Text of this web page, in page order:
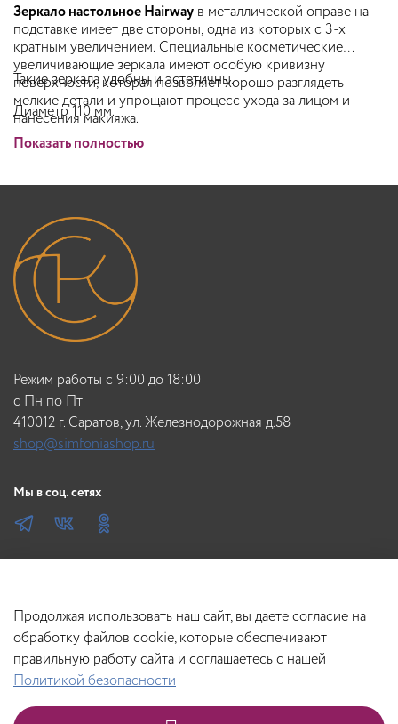
Зеркало настольное Hairway в металлической оправе на
подставке имеет две стороны, одна из которых с 3-х
кратным увеличением. Специальные косметические
увеличивающие зеркала имеют особую кривизну
поверхности, которая позволяет хорошо разглядеть
мелкие детали и упрощают процесс ухода за лицом и
нанесения макияжа.
Такие зеркала удобны и эстетичны.
Диаметр 110 мм.
Показать полностью
Режим работы с 9:00 до 18:00
c Пн по Пт
410012 г. Саратов, ул. Железнодорожная д.58
shop@simfoniashop.ru
Мы в соц. сетях
Продолжая использовать наш сайт, вы даете согласие на
обработку файлов cookie, которые обеспечивают
правильную работу сайта и соглашаетесь с нашей
Политикой безопасности